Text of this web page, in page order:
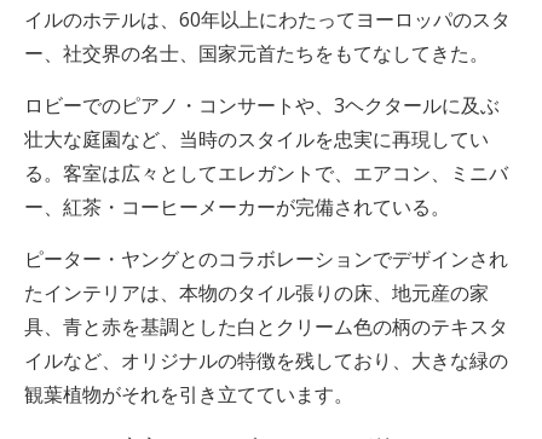
イルのホテルは、60年以上にわたってヨーロッパのスタ
ー、社交界の名士、国家元首たちをもてなしてきた。
ロビーでのピアノ・コンサートや、3ヘクタールに及ぶ
壮大な庭園など、当時のスタイルを忠実に再現してい
る。客室は広々としてエレガントで、エアコン、ミニバ
ー、紅茶・コーヒーメーカーが完備されている。
ピーター・ヤングとのコラボレーションでデザインされ
たインテリアは、本物のタイル張りの床、地元産の家
具、青と赤を基調とした白とクリーム色の柄のテキスタ
イルなど、オリジナルの特徴を残しており、大きな緑の
観葉植物がそれを引き立てています。